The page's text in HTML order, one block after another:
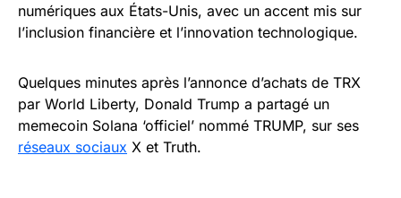
numériques aux États-Unis, avec un accent mis sur
l’inclusion financière et l’innovation technologique.
Quelques minutes après l’annonce d’achats de TRX
par World Liberty, Donald Trump a partagé un
memecoin Solana ‘officiel’ nommé TRUMP, sur ses
réseaux sociaux X et Truth.